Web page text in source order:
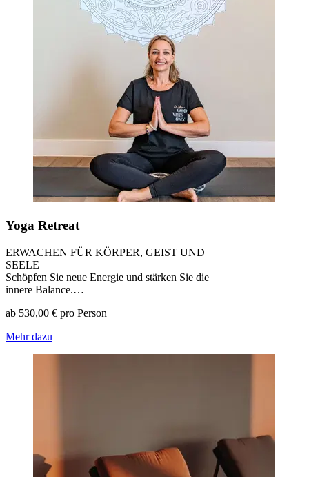
Yoga Retreat
ERWACHEN FÜR KÖRPER, GEIST UND
SEELE
Schöpfen Sie neue Energie und stärken Sie die
innere Balance.…
ab 530,00 € pro Person
Mehr dazu